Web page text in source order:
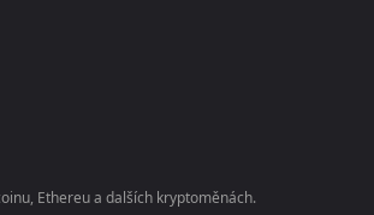
Ethereu a dalších kryptoměnách.